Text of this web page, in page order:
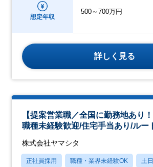
想定年収
500～700万円
詳しく見る
【提案営業職／全国に勤務地あり
職種未経験歓迎/住宅手当あり/ルー
株式会社ヤマシタ
正社員採用 職種・業界未経験OK 土